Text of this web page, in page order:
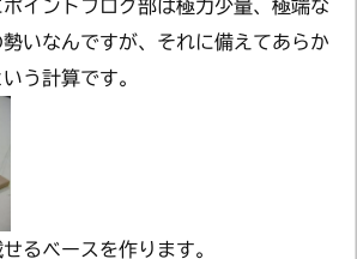
イントフログ部は極力少量、極端な
いなんですが、それに備えてあらか
う計算です。
るベースを作ります。